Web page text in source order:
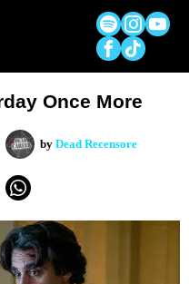
Once More
by Dead Recensore